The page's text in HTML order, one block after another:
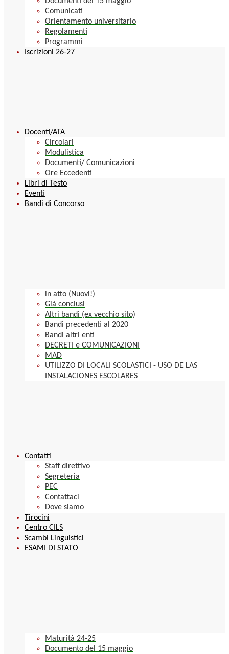
Comunicati
Orientamento universitario
Regolamenti
Programmi
Iscrizioni 26-27
Docenti/ATA
Circolari
Modulistica
Documenti/ Comunicazioni
Ore Eccedenti
Libri di Testo
Eventi
Bandi di Concorso
in atto (Nuovi!)
Già conclusi
Altri bandi (ex vecchio sito)
Bandi precedenti al 2020
Bandi altri enti
DECRETI e COMUNICAZIONI
MAD
UTILIZZO DI LOCALI SCOLASTICI - USO DE LAS
INSTALACIONES ESCOLARES
Contatti
Staff direttivo
Segreteria
PEC
Contattaci
Dove siamo
Tirocini
Centro CILS
Scambi Linguistici
ESAMI DI STATO
Maturità 24-25
Documento del 15 maggio